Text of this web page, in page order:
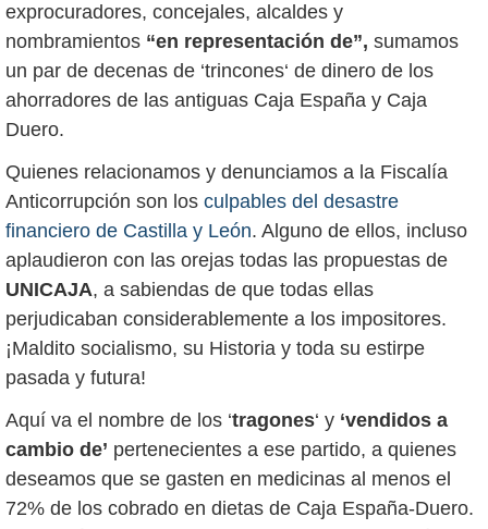
exprocuradores, concejales, alcaldes y
nombramientos “en representación de”, sumamos
un par de decenas de ‘trincones‘ de dinero de los
ahorradores de las antiguas Caja España y Caja
Duero.
Quienes relacionamos y denunciamos a la Fiscalía
Anticorrupción son los culpables del desastre
financiero de Castilla y León. Alguno de ellos, incluso
aplaudieron con las orejas todas las propuestas de
UNICAJA, a sabiendas de que todas ellas
perjudicaban considerablemente a los impositores.
¡Maldito socialismo, su Historia y toda su estirpe
pasada y futura!
Aquí va el nombre de los ‘tragones‘ y ‘vendidos a
cambio de’ pertenecientes a ese partido, a quienes
deseamos que se gasten en medicinas al menos el
72% de los cobrado en dietas de Caja España-Duero.